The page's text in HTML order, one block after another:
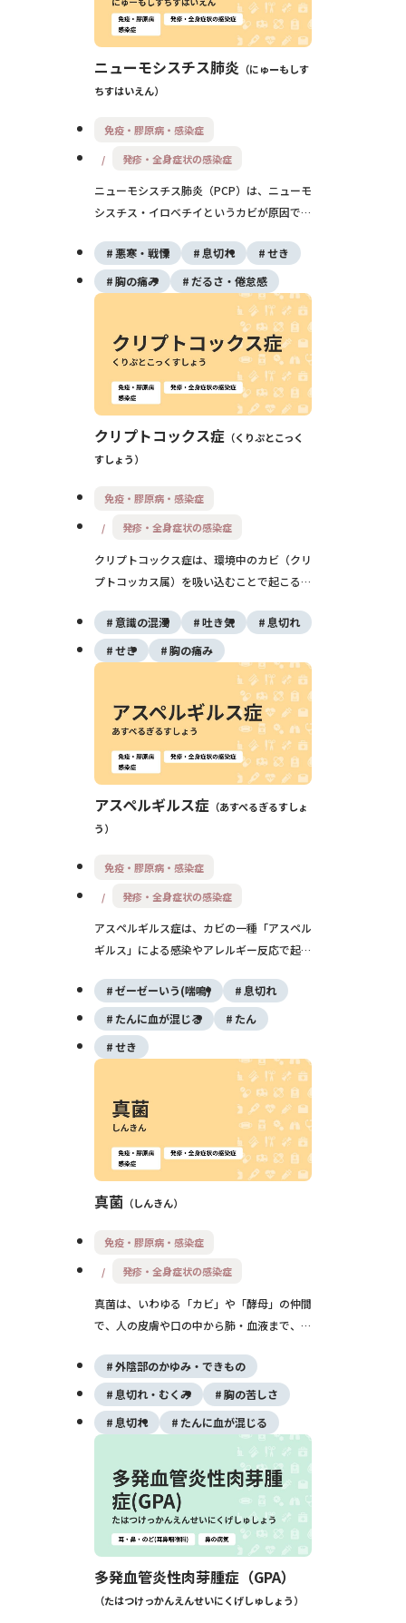
ニューモシスチス肺炎
にゅーもしす
ちすはいえん
免疫・膠原病・感染症
発疹・全身症状の感染症
ニューモシスチス肺炎（PCP）は、ニューモ
シスチス・イロベチイというカビが原因で起
発熱・息切れ・乾いた咳が代表的な症状で
す。放置すると重い呼吸不全につながること
があるため、早期診断とST合剤による治
悪寒・戦慄 息切れ
せき
胸の痛み
だるさ・倦怠感
クリプトコックス症
くりぷとこっく
すしょう
免疫・膠原病・感染症
発疹・全身症状の感染症
クリプトコックス症は、環境中のカビ（クリ
プトコッカス属）を吸い込むことで起こる感
低い方では髄膜炎（ずいまくえん）など重い
合併症を起こすことがあります。早期の受診
と抗真菌薬による治療が大切です。
意識の混濁 吐き気
息切れ
せき
胸の痛み
アスペルギルス症
あすぺるぎるすしょ
う
免疫・膠原病・感染症
発疹・全身症状の感染症
アスペルギルス症は、カビの一種「アスペル
ギルス」による感染やアレルギー反応で起こ
どがみられ、喘息や慢性の肺病気、免疫力が
低い方では重症化することがあります。早め
に呼吸器内科などでの評価が大切です。
ゼーゼーいう(喘鳴)
息切れ
たんに血が混じる
たん
せき
真菌 しんきん
免疫・膠原病・感染症
発疹・全身症状の感染症
真菌は、いわゆる「カビ」や「酵母」の仲間
で、人の皮膚や口の中から肺・血液まで、さ
どの軽い病気ですが、免疫力が低い方では命
に関わる深い感染になることもあり、早めの
受診と治療が大切です。
外陰部のかゆみ・できもの
息切れ・むくみ
胸の苦しさ
息切れ
たんに血が混じる
多発血管炎性肉芽腫症（GPA）
たはつけっかんえんせいにくげしゅしょう